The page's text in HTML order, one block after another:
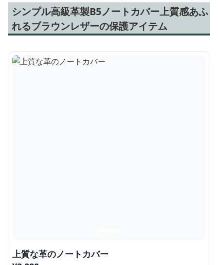
シンプル高級革製B5ノートカバー上質感あふ
れるブラウンレザーの保護アイテム
上質な革のノートカバー